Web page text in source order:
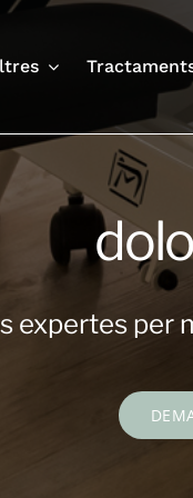
expertes per